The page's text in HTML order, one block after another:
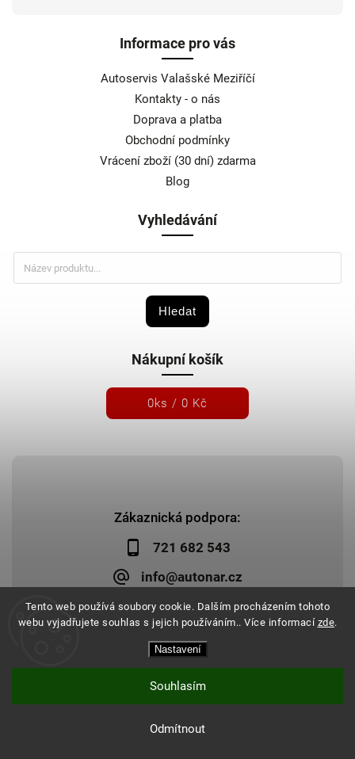
Tento web používá soubory cookie. Dalším procházením tohoto
webu vyjadřujete souhlas s jejich používáním.. Více informací zde.
Nastavení
Odmítnout
Souhlasím
Zákaznická podpora:
721 682 543
info@autonar.cz
Informace pro vás
Autoservis Valašské Meziříčí
Kontakty - o nás
Doprava a platba
Obchodní podmínky
Vrácení zboží (30 dní) zdarma
Blog
Vyhledávání
Hledat
Nákupní košík
0ks / 0 Kč
Autonar.cz. Všechna práva vyhrazena.
| Design Shoptak.cz